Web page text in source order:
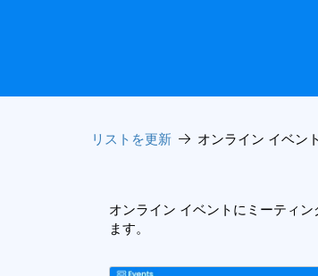
リストを更新 オンライン イベン
オンライン イベントにミーティ
ます。